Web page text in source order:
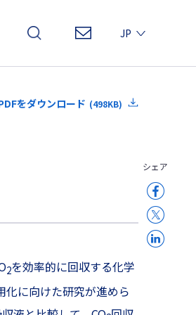
JP
をダウンロード (498KB)
2を効率的に回収する化学
に向けた研究が進めら
シェア